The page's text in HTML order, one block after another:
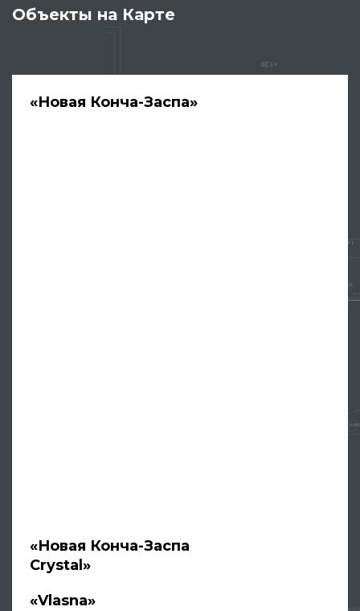
Объекты на Карте
«Новая Конча-Заспа»
«Новая Конча-Заспа
Crystal»
«Vlasna»